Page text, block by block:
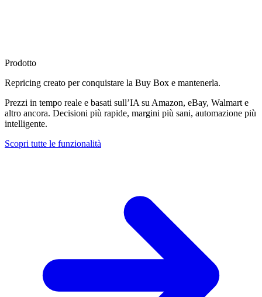
Prodotto
Repricing creato perconquistare la Buy Box e mantenerla.
Prezzi in tempo reale e basati sull’IA su Amazon, eBay, Walmart e
altro ancora. Decisioni più rapide, margini più sani, automazione più
intelligente.
Scopri tutte le funzionalità